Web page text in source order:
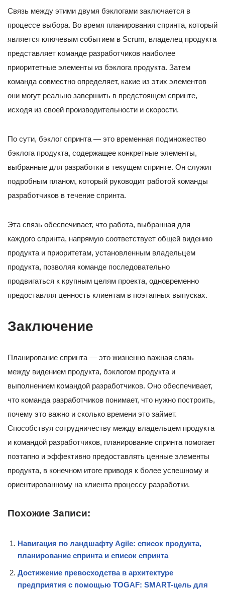
Связь между этими двумя бэклогами заключается в
процессе выбора. Во время планирования спринта, который
является ключевым событием в Scrum, владелец продукта
представляет команде разработчиков наиболее
приоритетные элементы из бэклога продукта. Затем
команда совместно определяет, какие из этих элементов
они могут реально завершить в предстоящем спринте,
исходя из своей производительности и скорости.
По сути, бэклог спринта — это временная подмножество
бэклога продукта, содержащее конкретные элементы,
выбранные для разработки в текущем спринте. Он служит
подробным планом, который руководит работой команды
разработчиков в течение спринта.
Эта связь обеспечивает, что работа, выбранная для
каждого спринта, напрямую соответствует общей видению
продукта и приоритетам, установленным владельцем
продукта, позволяя команде последовательно
продвигаться к крупным целям проекта, одновременно
предоставляя ценность клиентам в поэтапных выпусках.
Заключение
Планирование спринта — это жизненно важная связь
между видением продукта, бэклогом продукта и
выполнением командой разработчиков. Оно обеспечивает,
что команда разработчиков понимает, что нужно построить,
почему это важно и сколько времени это займет.
Способствуя сотрудничеству между владельцем продукта
и командой разработчиков, планирование спринта помогает
поэтапно и эффективно предоставлять ценные элементы
продукта, в конечном итоге приводя к более успешному и
ориентированному на клиента процессу разработки.
Похожие Записи:
Навигация по ландшафту Agile: список продукта,
планирование спринта и список спринта
Достижение превосходства в архитектуре
предприятия с помощью TOGAF: SMART-цель для